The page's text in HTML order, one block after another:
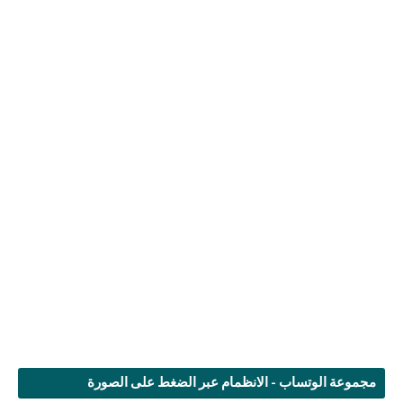
مجموعة الوتساب - الانظمام عبر الضغط على الصورة